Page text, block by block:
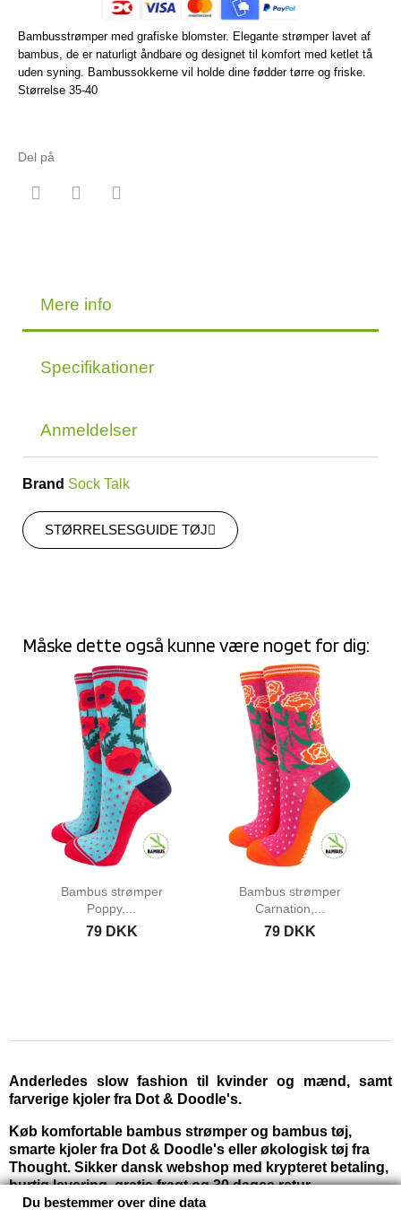
Bambusstrømper med grafiske blomster. Elegante strømper lavet af
bambus, de er naturligt åndbare og designet til komfort med ketlet tå
uden syning. Bambussokkerne vil holde dine fødder tørre og friske.
Størrelse 35-40
Del på
Mere info
Specifikationer
Anmeldelser
Brand Sock Talk
STØRRELSESGUIDE TØJ
Måske dette også kunne være noget for dig:
Bambus strømper
Poppy,...
79 DKK
Bambus strømper
Carnation,...
79 DKK
Anderledes slow fashion til kvinder og mænd, samt
farverige kjoler fra Dot & Doodle's.
Køb komfortable bambus strømper og bambus tøj,
smarte kjoler fra Dot & Doodle's eller økologisk tøj fra
Thought. Sikker dansk webshop med krypteret betaling,
hurtig levering, gratis fragt og 30 dages retur.
Du bestemmer over dine data